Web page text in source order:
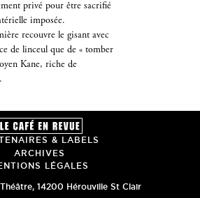
privé pour être sacrifié
imposée.
recouvre le gisant avec
de linceul que de « tomber
Kane, riche de
& LABELS
ARCHIVES
LÉGALES
, 14200 Hérouville St Clair